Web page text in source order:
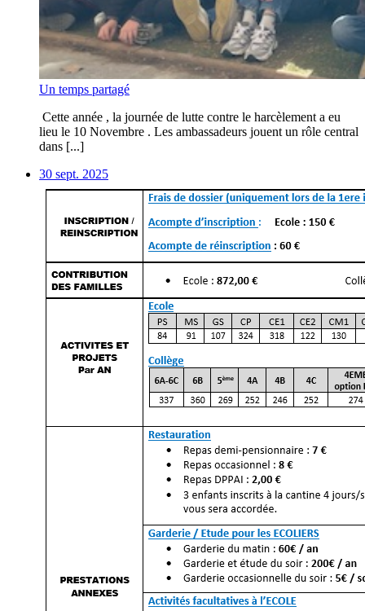
Un temps partagé
Cette année , la journée de lutte contre le harcèlement a eu
lieu le 10 Novembre . Les ambassadeurs jouent un rôle central
dans [...]
30 sept. 2025